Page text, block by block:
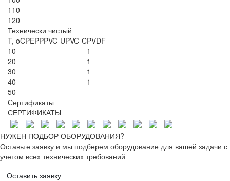
110
120
Технически чистый
T, oCPEPPPVC-UPVC-CPVDF
10
1
20
1
30
1
40
1
50
Сертификаты
СЕРТИФИКАТЫ
НУЖЕН ПОДБОР ОБОРУДОВАНИЯ?
Оставьте заявку и мы подберем оборудование для вашей задачи с
учетом всех технических требований
Оставить заявку